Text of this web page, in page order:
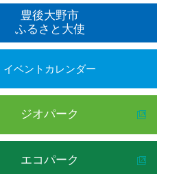
豊後大野市
ふるさと大使
イベントカレンダー
ジオパーク
エコパーク